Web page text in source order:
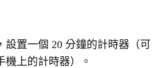
設置一個 20 分鐘的計時器（可
機上的計時器）。